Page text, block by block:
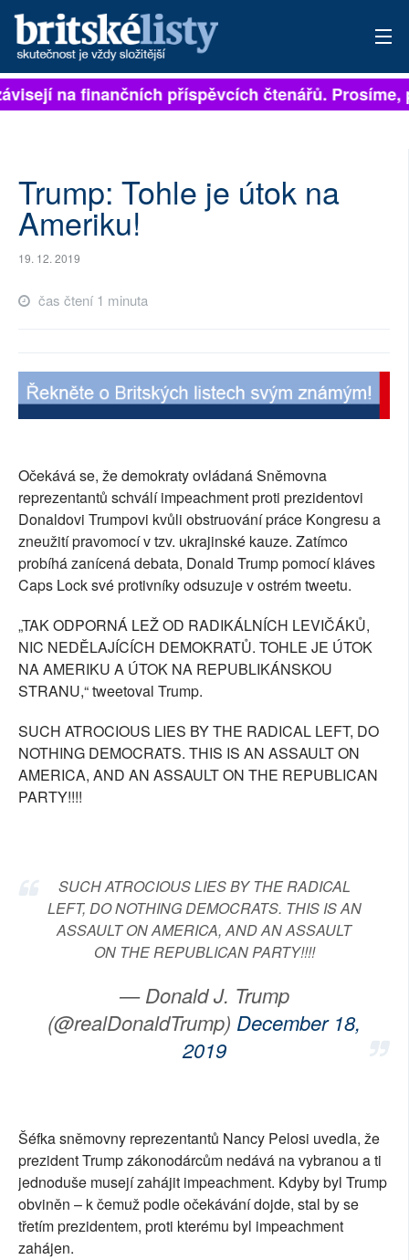
PŘIHLÁSIT
ARCHIV
ROZHOVORY
TÉMATA
NEJČTENĚJŠÍ ZA 7 DNÍ
PŘÍSPĚVKY NA PROVOZ
RUBRIKY
PLNÁ VERZE STRÁNEK
na finančních příspěvcích čtenářů. Prosíme,
Trump: Tohle je útok na
Ameriku!
19. 12. 2019
čas čtení 1 minuta
Očekává se, že demokraty ovládaná Sněmovna
reprezentantů schválí impeachment proti prezidentovi
Donaldovi Trumpovi kvůli obstruování práce Kongresu a
zneužití pravomocí v tzv. ukrajinské kauze. Zatímco
probíhá zanícená debata, Donald Trump pomocí kláves
Caps Lock své protivníky odsuzuje v ostrém tweetu.
„TAK ODPORNÁ LEŽ OD RADIKÁLNÍCH LEVIČÁKŮ,
NIC NEDĚLAJÍCÍCH DEMOKRATŮ. TOHLE JE ÚTOK
NA AMERIKU A ÚTOK NA REPUBLIKÁNSKOU
STRANU,“ tweetoval Trump.
SUCH ATROCIOUS LIES BY THE RADICAL LEFT, DO
NOTHING DEMOCRATS. THIS IS AN ASSAULT ON
AMERICA, AND AN ASSAULT ON THE REPUBLICAN
PARTY!!!!
SUCH ATROCIOUS LIES BY THE RADICAL
LEFT, DO NOTHING DEMOCRATS. THIS IS AN
ASSAULT ON AMERICA, AND AN ASSAULT
ON THE REPUBLICAN PARTY!!!!
— Donald J. Trump
(@realDonaldTrump) December 18,
2019
Šéfka sněmovny reprezentantů Nancy Pelosi uvedla, že
prezident Trump zákonodárcům nedává na vybranou a ti
jednoduše musejí zahájit impeachment. Kdyby byl Trump
obviněn – k čemuž podle očekávání dojde, stal by se
třetím prezidentem, proti kterému byl impeachment
zahájen.